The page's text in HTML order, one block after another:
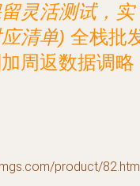
灵活测试，实
清单) 全栈批
周返数据调略
product/